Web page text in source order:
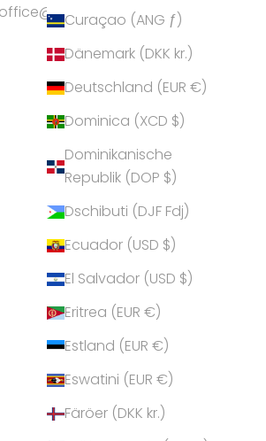
Curaçao (ANG ƒ)
Dänemark (DKK kr.)
Deutschland (EUR €)
Dominica (XCD $)
Dominikanische
Republik (DOP $)
Dschibuti (DJF Fdj)
Ecuador (USD $)
El Salvador (USD $)
Eritrea (EUR €)
Estland (EUR €)
Eswatini (EUR €)
Färöer (DKK kr.)